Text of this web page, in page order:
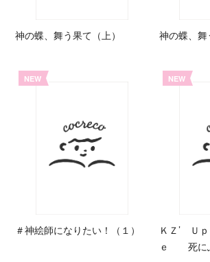
神の蝶、舞う果て（上） 神の蝶、舞
NEW
＃神絵師になりたい！（１）
NEW
ＫＺ’ Ｕ
ｅ 死に